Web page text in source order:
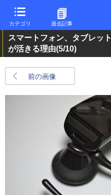
カテゴリ 過去記事
スマートフォン、タブレッ
が活きる理由(5/10)
前の画像